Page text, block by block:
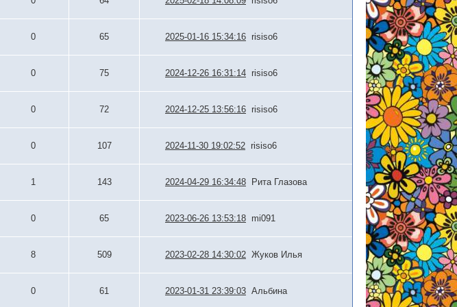
0 65 2025-01-16 15:34:16 risiso6
0 75 2024-12-26 16:31:14 risiso6
0 72 2024-12-25 13:56:16 risiso6
0 107 2024-11-30 19:02:52 risiso6
1 143 2024-04-29 16:34:48 Рита Глазова
0 65 2023-06-26 13:53:18 mi091
8 509 2023-02-28 14:30:02 Жуков Илья
0 61 2023-01-31 23:39:03 Альбина